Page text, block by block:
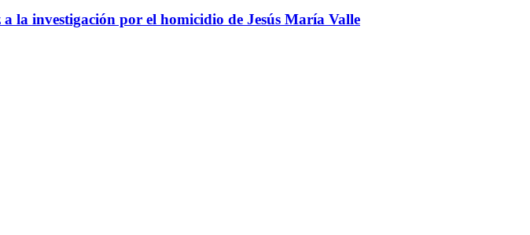
la investigación por el homicidio de Jesús María Valle